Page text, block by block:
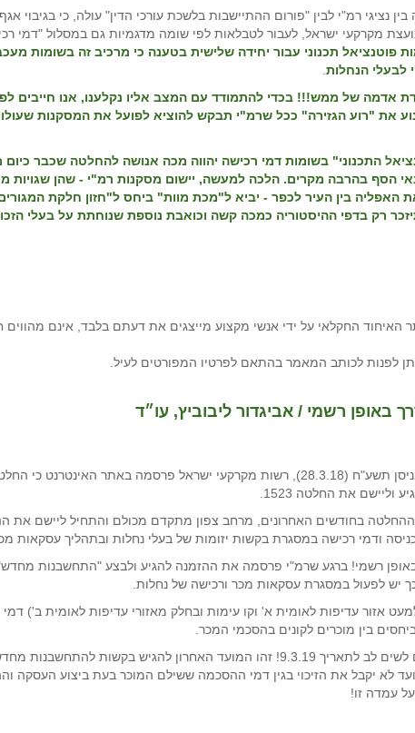
נציגי רמ"י לבין "פורום ההתיישבות בלשכת עורכי הדין" עולה, כי בגיבוי
מקרקעי ישראל, לעבור לטבלאות לפי שומה מדגמיות גם במסלול "דמי
פוטנציאל תכנוני עבור יחידה שלישית בטענה כי מרכיב זה בשומות
לבעלי הנחלות
אדמה של ממש!!! בכדי להתמודד עם המצב אליו נקלענו, אנו חייבים
את "רוע הגזירה" ככל שרמ"י תבקש להוציא לפועל את המסקנות
התכנוני" בשומות דמי רכישה יהווה מכה אנושה להחלטה שכבר
הסף בהרבה מקרים. הלכה למעשה, יישום מסקנות רמ"י - שהן שגויות
האפליה בין העיר לכפר - יביא ל"מכת מוות" ביחס ל"חזון חלקת
רק בדפי ההיסטוריה כמכה קשה וכואבת נוספת שנוחתת על בעלי
החקלאי על ידי אנשי מקצוע מייצגים את דעתם בלבד, אינם
לפנות לכותב המאמר בהתאם לפרטיו המפורטים לעיל.
את החלטה 1523.
בחודשים האחרונים, מרחב צפון מתקדם מכולם והתחיל ליישם את
ודמי רכישה במסגרת בקשות יזומות של בעלי נחלות ובתהליך עסקאות
רשמי! ברגע שרמ"י פרסמה את ההזמנה להגיע ולבצע "התחשבנות
יש לפעול במסגרת עסקאות מכר ורכישה של נחלות.
אזור עדיפות לאומית א' וקו עימות ובחלק מאזורי עדיפות לאומית ב')
בין מוכרים לקונים בהסכמי המכר.
בשלב זה, בעלי הנחלות נדרשים לשים לב לתאריך 9.3.19! זהו המועד האחרון להגיש
לא יקבל את הזיכוי בגין דמי ההסכמה ששילם המוכר בעת ביצוע העסקה
עמדה זו!